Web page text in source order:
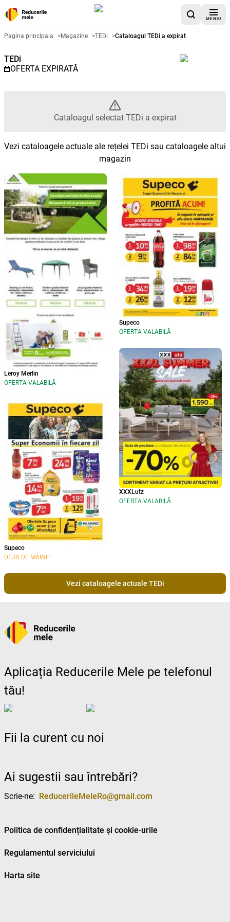
MENIU
Catalog promoțional TEDi -
Pagina principala >Magazine >TEDi >Cataloagul TEDi a expirat
TEDi
OFERTA EXPIRATĂ
Cataloagul selectat TEDi a expirat
Vezi cataloagele actuale ale rețelei TEDi sau cataloagele altui
magazin
Leroy Merlin
OFERTA VALABILĂ
Supeco
DEJA DE MÂINE!
Supeco
OFERTA VALABILĂ
XXXLutz
OFERTA VALABILĂ
Vezi cataloagele actuale TEDi
Aplicația Reducerile Mele pe telefonul
tău!
Fii la curent cu noi
Ai sugestii sau întrebări?
Scrie-ne: ReducerileMeleRo@gmail.com
Politica de confidențialitate și cookie-urile
Regulamentul serviciului
Harta site